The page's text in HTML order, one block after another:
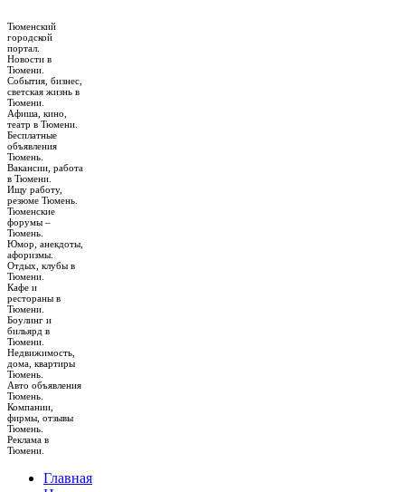
Тюменский
городской
портал.
Новости в
Тюмени.
События, бизнес,
светская жизнь в
Тюмени.
Афиша, кино,
театр в Тюмени.
Бесплатные
объявления
Тюмень.
Вакансии, работа
в Тюмени.
Ищу работу,
резюме Тюмень.
Тюменские
форумы –
Тюмень.
Юмор, анекдоты,
афоризмы.
Отдых, клубы в
Тюмени.
Кафе и
рестораны в
Тюмени.
Боулинг и
бильярд в
Тюмени.
Недвижимость,
дома, квартиры
Тюмень.
Авто объявления
Тюмень.
Компании,
фирмы, отзывы
Тюмень.
Реклама в
Тюмени.
Главная